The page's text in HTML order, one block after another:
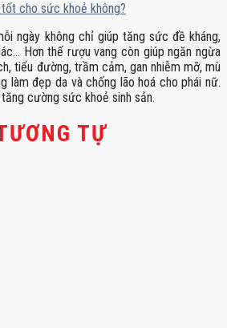
cho sức khoẻ không?
ngày không chỉ giúp tăng sức đề kháng,
Hơn thế rượu vang còn giúp ngăn ngừa
tiểu đường, trầm cảm, gan nhiễm mỡ, mù
làm đẹp da và chống lão hoá cho phái nữ.
cường sức khoẻ sinh sản.
TỰ